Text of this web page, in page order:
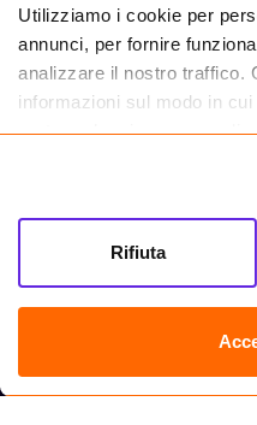
Utilizziamo i cookie per
annunci, per fornire
analizzare il nostro traffico.
informazioni sul modo in
partner che si occupano di
informazioni che hai fornito
tuo utilizzo dei loro servizi.
Rifiuta
Farma.it S.a.s. P. IVA 07417261216 REA:
CREDITS
Sede legale Via delle Repubbliche